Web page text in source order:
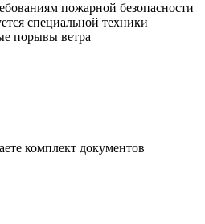
пожарной безопасности
специальной техники
порывы ветра
комплект документов